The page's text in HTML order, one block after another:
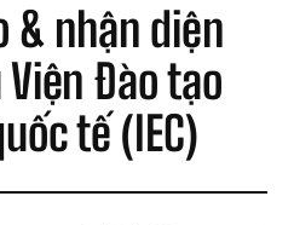
& nhận diện
Đào tạo
tế (IEC)